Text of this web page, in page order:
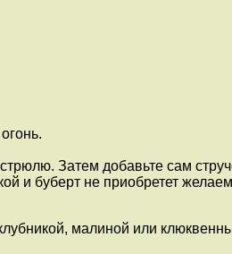
Затем добавьте сам
и буберт не приобретет
малиной или